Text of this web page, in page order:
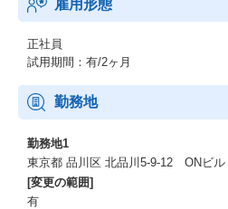
雇用形態
正社員
試用期間：有/2ヶ月
勤務地
勤務地1
東京都 品川区 北品川5-9-12 ONビル
[変更の範囲]
有